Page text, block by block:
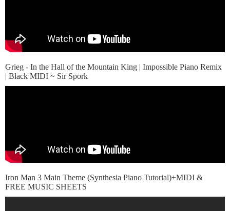
Grieg - In the Hall of the Mountain King | Impossible Piano Remix
| Black MIDI ~ Sir Spork
Iron Man 3 Main Theme (Synthesia Piano Tutorial)+MIDI &
FREE MUSIC SHEETS